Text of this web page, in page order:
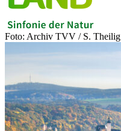
Foto: Archiv TVV / S. Theilig